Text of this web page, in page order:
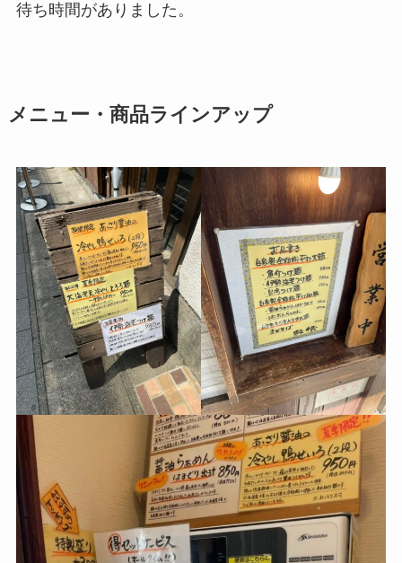
待ち時間がありました。
メニュー・商品ラインアップ